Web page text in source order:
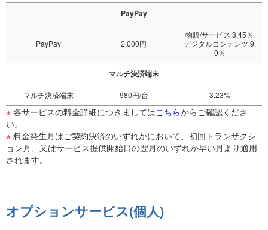
PayPay
PayPay 2,000円
物販/サービス 3.45％
デジタルコンテンツ 9.
0％
マルチ決済端末
マルチ決済端末 980円/台 3.23%
※ 各サービスの料金詳細につきましてはこちらからご確認くださ
い。
※ 料金発生月はご契約決済のいずれかにおいて、初回トランザクシ
ョン月、又はサービス提供開始日の翌月のいずれか早い月より適用
されます。
オプションサービス(個人)